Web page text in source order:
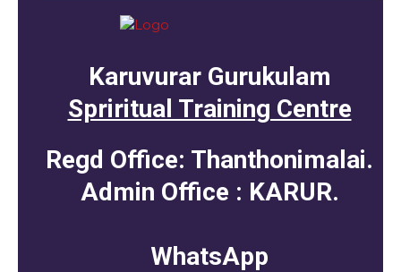
Karuvurar Gurukulam
Spriritual Training Centre
Regd Office: Thanthonimalai.
Admin Office : KARUR.
WhatsApp